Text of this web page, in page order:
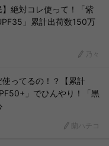
】絶対コレ使って！「紫
」累計出荷数150万
乃々
ってるの！？【累計
」でひんやり！「黒
蘭ハチコ